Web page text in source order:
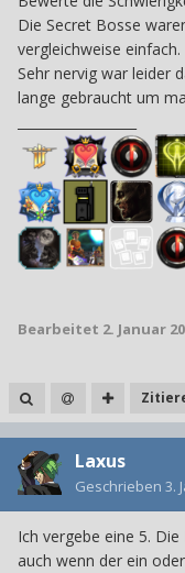
Die Secret Bosse
vergleichweise einfach.
Sehr nervig war leider
lange gebraucht um
Bearbeitet 2. Januar
Laxus
Geschrieben 3.
Ich vergebe eine 5.
auch wenn der ein